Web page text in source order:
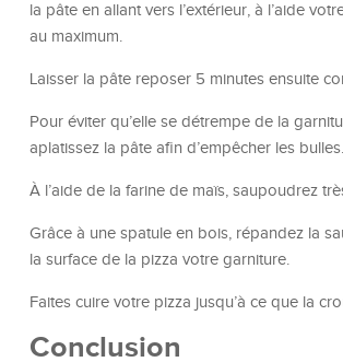
la pâte en allant vers l’extérieur, à l’aide
au maximum.
Laisser la pâte reposer 5 minutes ensuite
Pour éviter qu’elle se détrempe de la
aplatissez la pâte afin d’empêcher les
À l’aide de la farine de maïs, saupoudrez
Grâce à une spatule en bois, répandez la
la surface de la pizza votre garniture.
Faites cuire votre pizza jusqu’à ce que la
Conclusion